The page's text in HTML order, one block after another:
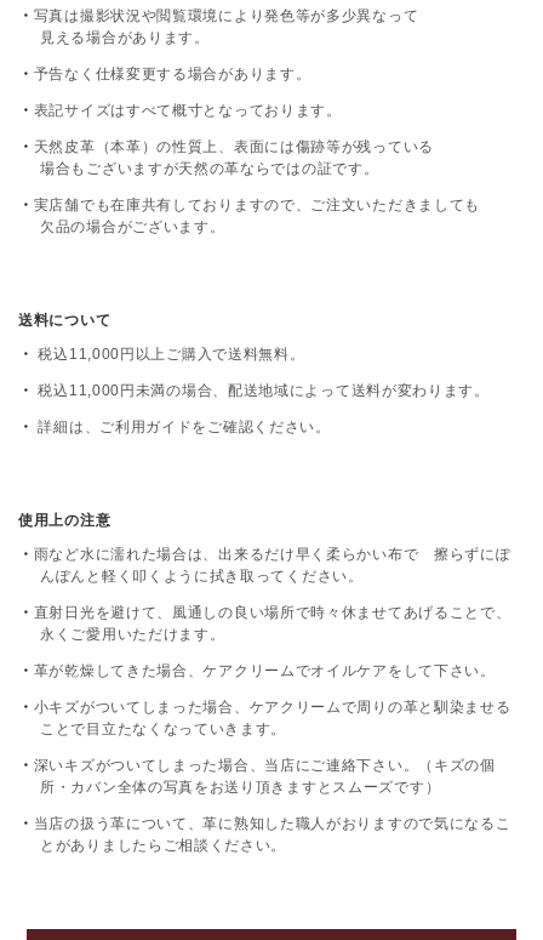
写真は撮影状況や閲覧環境により発色等が多少異なって
見える場合があります。
予告なく仕様変更する場合があります。
表記サイズはすべて概寸となっております。
天然皮革（本革）の性質上、表面には傷跡等が残っている
場合もございますが天然の革ならではの証です。
実店舗でも在庫共有しておりますので、ご注文いただきましても
欠品の場合がございます。
送料について
税込11,000円以上ご購入で送料無料。
税込11,000円未満の場合、配送地域によって送料が変わります。
詳細は、 ご利用ガイドをご確認ください。
使用上の注意
雨など水に濡れた場合は、出来るだけ早く柔らかい布で 擦らずにぽ
んぽんと軽く叩くように拭き取ってください。
直射日光を避けて、風通しの良い場所で時々休ませてあげることで、
永くご愛用いただけます。
革が乾燥してきた場合、ケアクリームでオイルケアをして下さい。
小キズがついてしまった場合、ケアクリームで周りの革と馴染ませる
ことで目立たなくなっていきます。
深いキズがついてしまった場合、当店にご連絡下さい。（キズの個
所・カバン全体の写真をお送り頂きますとスムーズです）
当店の扱う革について、革に熟知した職人がおりますので気になるこ
とがありましたらご相談ください。